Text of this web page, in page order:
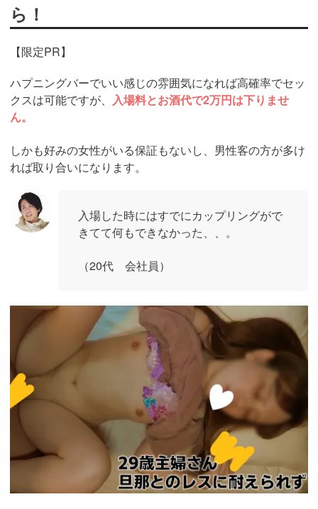
ら！
【限定PR】
ハプニングバーでいい感じの雰囲気になれば高確率でセッ
クスは可能ですが、 入場料とお酒代で2万円は下りませ
ん。
しかも好みの女性がいる保証もないし、男性客の方が多け
れば取り合いになります。
入場した時にはすでにカップリングがで
きてて何もできなかった、、。
（20代 会社員）
https://pcmax.jp/lp/?
ad_id=rm307152